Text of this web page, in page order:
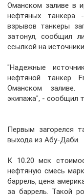
Оманском заливе в
нефтяных танкера
взрывов танкеры
затонул, сообщил
ссылкой на источники.
"Надежные
нефтяной танкер
Оманском заливе.
экипажа", - сообщил
Первым загорелся
выхода из Абу-Даби.
К 10.20 мск
нефтяную смесь
баррель, цена
за баррель. Такой